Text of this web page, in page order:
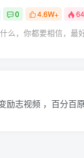
0 4.6W+
么，你都要相信，最
励志视频 ，百分百